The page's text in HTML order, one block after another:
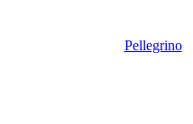
Pellegrino